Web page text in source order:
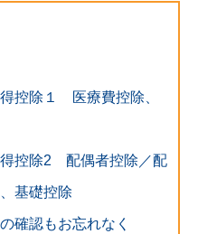
控除１ 医療費控除、
控除2 配偶者控除／配
基礎控除
確認もお忘れなく